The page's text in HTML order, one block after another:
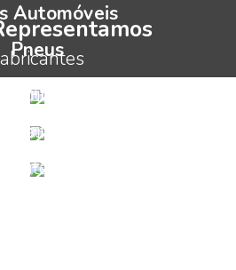
Automóveis
Retalhistas
Pneus
Produtores
Retalhistas
Mobilidade
Reparação